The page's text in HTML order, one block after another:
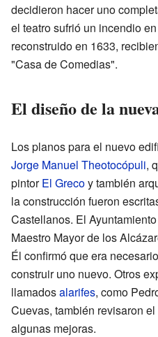
decidieron hacer uno
el teatro sufrió un incendio
reconstruido en 1633,
"Casa de Comedias".
El diseño de la
Los planos para el nuevo
Jorge Manuel Theotocópuli,
pintorEl Grecoy también
la construcción fueron
Castellanos. El
Maestro Mayor de los
Él confirmó que era
construir uno nuevo. Otros
llamadosalarifes, como
Cuevas, también revisaron
algunas mejoras.